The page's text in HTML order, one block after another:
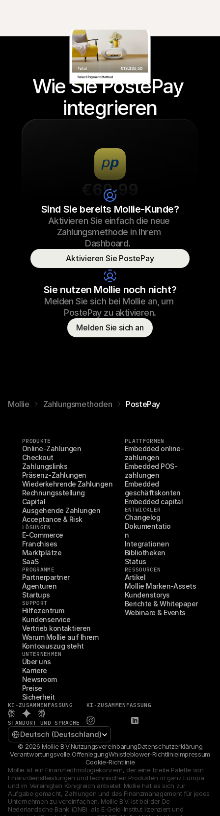
Wie Sie PostePay
integrieren
€69.99
Sneaker laces
Sneaker laces
23/09/2022 17:29 €69.99
Consumer name T. Otter
Sind Sie bereits Mollie-Kunde?
Aktivieren Sie einfach die neue
Zahlungsmethode in Ihrem
Dashboard.
Aktivieren Sie PostePay
Sie nutzen Mollie noch nicht?
Melden Sie sich bei Mollie an, um
PostePay zu aktivieren.
Melden Sie sich an
Mollie Zahlungsmethoden PostePay
PRODUKTE
Online-Zahlungen
Checkout
Zahlungslinks
Präsenz-Zahlungen
Wiederkehrende Zahlungen
Rechnungsstellung
Capital
Ausgehende Zahlungen
Acceptance & Risk
LÖSUNGEN
E-Commerce
Franchises
Marktplätze
SaaS
PROGRAMME
Partnerpartner
Agenturen
Startups
SUPPORT
Hilfezentrum
Kundenservice
Vertrieb kontaktieren
Warum Mollie auf Ihrem
Kontoauszug steht
UNTERNEHMEN
Über uns
Karriere
Newsroom
Preise
Sicherheit
PLATTFORMEN
Embedded online-
zahlungen
Embedded POS-
zahlungen
Embedded
geschäftskonten
Embedded capital
ENTWICKLER
Changelog
Dokumentatio
n
Integrationen
Bibliotheken
Status
RESSOURCEN
Artikel
Mollie Marken-Assets
Kundenstorys
Berichte & Whitepaper
Webinare & Events
KI-ZUSAMMENFASSUNG KI-ZUSAMMENFASSUNG
STANDORT UND SPRACHE
Select Language
Deutsch (Deutschland)
© 2026 Mollie B.V.NutzungsvereinbarungDatenschutzerklärung
Verantwortungsvolle OffenlegungWhistleblower-RichtlinieImpressum
Cookie-Richtlinie
Mollie ist ein Finanztechnologiekonzern, der eine breite Palette von
Finanzdienstleistungen und technischen Produkten in ganz Europa
und im Vereinigten Königreich anbietet. Mollie hat es sich zur
Aufgabe gemacht, Zahlungen und das Finanzmanagement für jedes
Unternehmen zu vereinfachen. Mollie B.V. ist bei der De
Nederlandsche Bank (DNB)  als E-Geld-Institut lizenziert und